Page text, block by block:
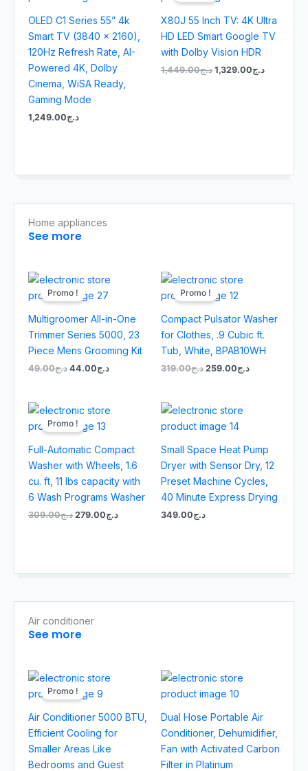
OLED C1 Series 55” 4k
Smart TV (3840 x 2160),
120Hz Refresh Rate, AI-
Powered 4K, Dolby
Cinema, WiSA Ready,
Gaming Mode
د.ج1,249.00
X80J 55 Inch TV: 4K Ultra
HD LED Smart Google TV
with Dolby Vision HDR
د.ج1,449.00
د.ج1,449.00.
د.ج1,329.00
Home appliances
See more
Promo !
Multigroomer All-in-One
Trimmer Series 5000, 23
Piece Mens Grooming Kit
د.ج49.00
Le
initial
د.ج49.00.
د.ج44.00
Le
Promo !
Compact Pulsator Washer
for Clothes, .9 Cubic ft.
Tub, White, BPAB10WH
د.ج319.00
Le
initial
د.ج319.00.
د.ج259.00
Promo !
Full-Automatic Compact
Washer with Wheels, 1.6
cu. ft, 11 lbs capacity with
6 Wash Programs Washer
د.ج309.00
Le
prix
initial
د.ج309.00.
د.ج279.00
د.ج279.00.Small Space Heat Pump
Dryer with Sensor Dry, 12
Preset Machine Cycles,
40 Minute Express Drying
د.ج349.00
Air conditioner
See more
Promo !
Air Conditioner 5000 BTU,
Efficient Cooling for
Smaller Areas Like
Bedrooms and Guest
Le
initial
د.ج159.00.
Dual Hose Portable Air
Conditioner, Dehumidifier,
Fan with Activated Carbon
Filter in Platinum